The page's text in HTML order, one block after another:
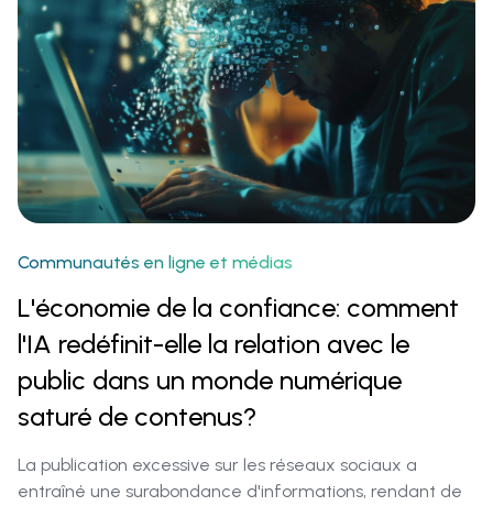
Communautés en ligne et médias‍
L'économie de la confiance: comment
l'IA redéfinit-elle la relation avec le
public dans un monde numérique
saturé de contenus?
La publication excessive sur les réseaux sociaux a
entraîné une surabondance d'informations, rendant de